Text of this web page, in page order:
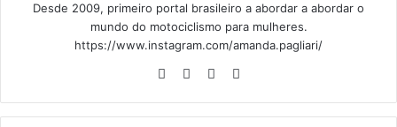
A moto conceito retrô daBMWtraz motor de dois
Desde 2009, primeiro portal brasileiro a abordar a abordar o
mundo do motociclismo para mulheres.
https://www.instagram.com/amanda.pagliari/
WebsiteFacebookYouTube